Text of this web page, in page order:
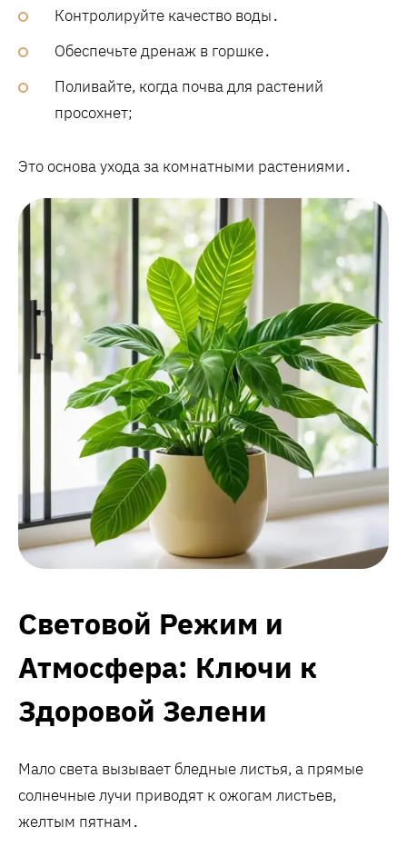
Контролируйте качество воды․
Обеспечьте дренаж в горшке․
Поливайте, когда почва для растений
просохнет;
Это основа ухода за комнатными растениями․
Световой Режим и
Атмосфера: Ключи к
Здоровой Зелени
Мало света вызывает бледные листья, а прямые
солнечные лучи приводят к ожогам листьев,
желтым пятнам․